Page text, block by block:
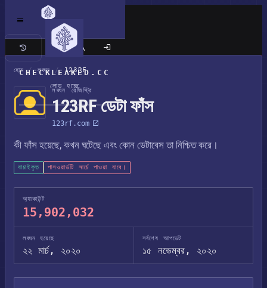
CHECKLEAKED.CC
লোড হচ্ছে
ক্লাসিক সাইট
হোম / লঙ্ঘন / 123RF
লঙ্ঘন রেজিস্ট্রি
123RF ডেটা ফাঁস
123rf.com
কী ফাঁস হয়েছে, কখন ঘটেছে এবং কোন ডেটাবেস তা নিশ্চিত করে।
যাচাইকৃত পাসওয়ার্ডটি সার্চে পাওয়া যাবে।
অ্যাকাউন্ট
15,902,032
লঙ্ঘন হয়েছে
২২ মার্চ, ২০২০
সর্বশেষ আপডেট
১৫ নভেম্বর, ২০২০